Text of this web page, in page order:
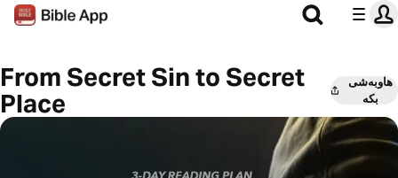
From Secret Sin to Secret
Place
هاوبەشی
بکە